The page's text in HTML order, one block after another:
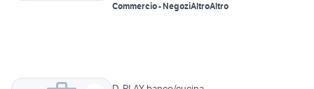
Commercio - NegoziAltroAltro